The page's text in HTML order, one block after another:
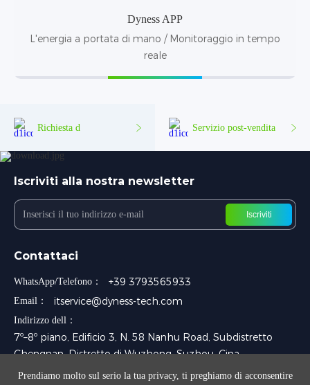
Prendiamo molto sul serio la tua privacy, ti preghiamo di acconsentire
Dyness APP
L'energia a portata di mano / Monitoraggio in tempo
reale
Richiesta d Servizio post-vendita
Iscriviti alla nostra newsletter
Iscriviti
Contattaci
WhatsApp/Telefono： +39 3793565933
Email： itservice@dyness-tech.com
Indirizzo dell：
7º–8º piano, Edificio 3, N. 58 Nanhu Road, Subdistretto
Chengnan, Distretto di Wuzhong, Suzhou, Cina